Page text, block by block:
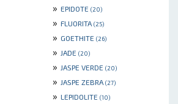
» EPIDOTE (20)
» FLUORITA (25)
» GOETHITE (26)
» JADE (20)
» JASPE VERDE (20)
» JASPE ZEBRA (27)
» LEPIDOLITE (10)